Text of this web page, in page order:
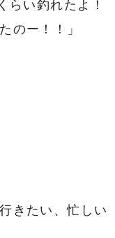
らい釣れたよ！
のー！！」
きたい、忙しい